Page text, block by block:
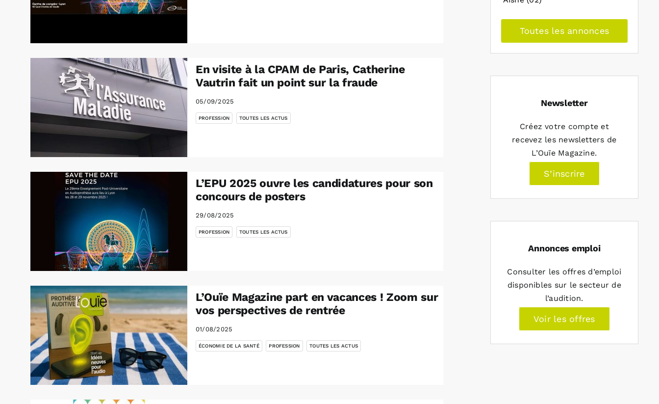
En visite à la CPAM de Paris, Catherine
Vautrin fait un point sur la fraude
05/09/2025
PROFESSION
,
TOUTES LES ACTUS
L’EPU 2025 ouvre les candidatures pour son
concours de posters
29/08/2025
PROFESSION
,
TOUTES LES ACTUS
L’Ouïe Magazine part en vacances ! Zoom sur
vos perspectives de rentrée
01/08/2025
ÉCONOMIE DE LA SANTÉ PROFESSION TOUTES LES ACTUS
Toutes les annonces
Newsletter
Créez votre compte et
recevez les newsletters de
L’Ouïe Magazine.
S’inscrire
Annonces emploi
Consulter les offres d’emploi
disponibles sur le secteur de
l’audition.
Voir les offres